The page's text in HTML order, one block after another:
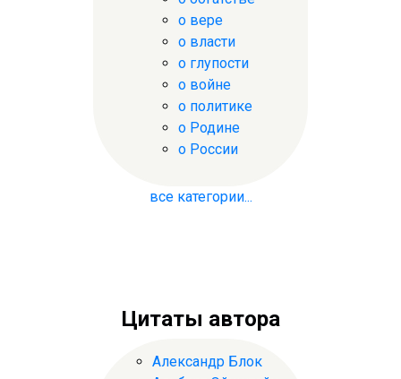
о вере
о власти
о глупости
о войне
о политике
о Родине
о России
все категории...
Цитаты автора
Александр Блок